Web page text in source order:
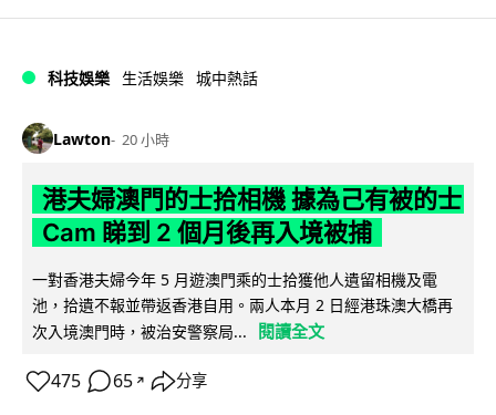
科技娛樂 生活娛樂 城中熱話
Lawton 20 小時
港夫婦澳門的士拾相機 據為己有被的士
Cam 睇到 2 個月後再入境被捕
一對香港夫婦今年 5 月遊澳門乘的士拾獲他人遺留相機及電
池，拾遺不報並帶返香港自用。兩人本月 2 日經港珠澳大橋再
次入境澳門時，被治安警察局...
閱讀全文
475 65 ↗ 分享